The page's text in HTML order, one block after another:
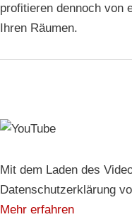
profitieren dennoch von
Ihren Räumen.
Mit dem Laden des
Datenschutzerklärung
Mehr erfahren